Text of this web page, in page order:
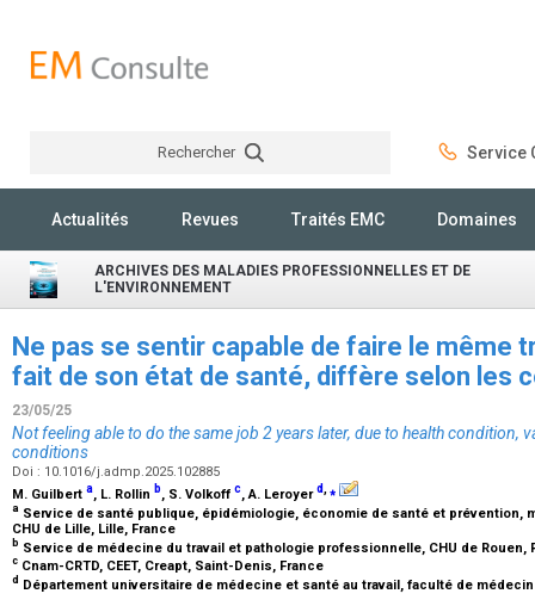
Rechercher Service
Actualités Revues Traités EMC Domaines
ARCHIVES DES MALADIES PROFESSIONNELLES ET DE
L'ENVIRONNEMENT
Ne pas se sentir capable de faire le même
fait de son état de santé, diffère selon les
23/05/25
Not feeling able to do the same job 2 years later, due to health condition,
conditions
Doi : 10.1016/j.admp.2025.102885
M. Guilbert a, L. Rollin b, S. Volkoff c, A. Leroyerd,⁎
a Service de santé publique, épidémiologie, économie de santé et prévention,
CHU de Lille, Lille, France
b Service de médecine du travail et pathologie professionnelle, CHU de Rouen,
c Cnam-CRTD, CEET, Creapt, Saint-Denis, France
d Département universitaire de médecine et santé au travail, faculté de